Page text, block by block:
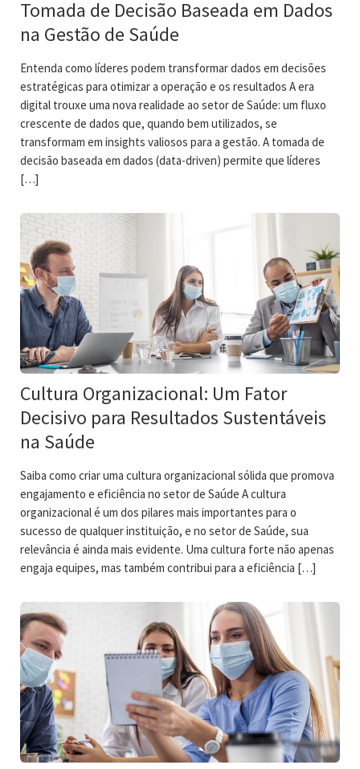
Tomada de Decisão Baseada em Dados
na Gestão de Saúde
Entenda como líderes podem transformar dados em decisões
estratégicas para otimizar a operação e os resultados A era
digital trouxe uma nova realidade ao setor de Saúde: um fluxo
crescente de dados que, quando bem utilizados, se
transformam em insights valiosos para a gestão. A tomada de
decisão baseada em dados (data-driven) permite que líderes
[…]
Cultura Organizacional: Um Fator
Decisivo para Resultados Sustentáveis
na Saúde
Saiba como criar uma cultura organizacional sólida que promova
engajamento e eficiência no setor de Saúde A cultura
organizacional é um dos pilares mais importantes para o
sucesso de qualquer instituição, e no setor de Saúde, sua
relevância é ainda mais evidente. Uma cultura forte não apenas
engaja equipes, mas também contribui para a eficiência […]